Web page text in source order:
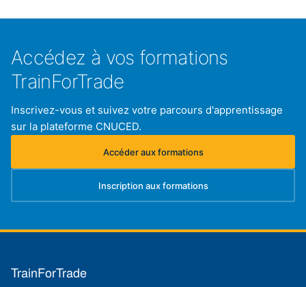
Accédez à vos formations
TrainForTrade
Inscrivez-vous et suivez votre parcours d'apprentissage
sur la plateforme CNUCED.
Accéder aux formations
(s'ouvre dans un nouvel onglet)
Inscription aux formations
(s'ouvre dans un nouvel onglet)
TrainForTrade